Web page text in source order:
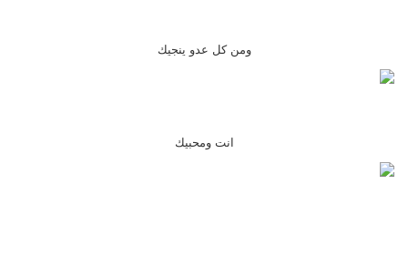
ومن كل عدو ينجيك
انت ومحبيك